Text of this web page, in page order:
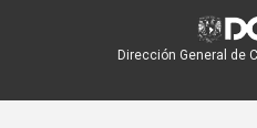
Dirección General de